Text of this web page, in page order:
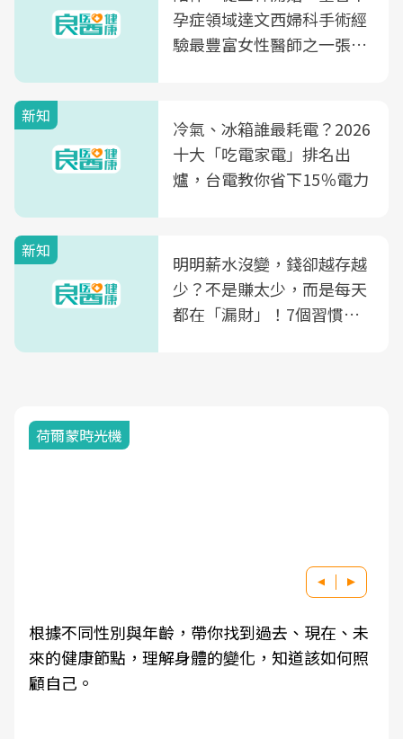
孕症領域達文西婦科手術經
驗最豐富女性醫師之一張永
光田醫院建構360度女性健
康照護生態圈
新知
冷氣、冰箱誰最耗電？2026
十大「吃電家電」排名出
爐，台電教你省下15％電力
新知
明明薪水沒變，錢卻越存越
少？不是賺太少，而是每天
都在「漏財」！7個習慣一
荷爾蒙時光機
根據不同性別與年齡，帶你找到過去、現在、未
來的健康節點，理解身體的變化，知道該如何照
顧自己。